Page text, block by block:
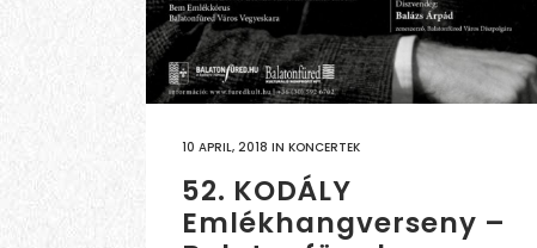
10 APRIL, 2018 IN KONCERTEK
52. KODÁLY
Emlékhangverseny –